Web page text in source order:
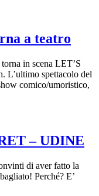
a teatro
in scena LET’S
spettacolo del
comico/umoristico,
– UDINE
di aver fatto la
Perché? E’